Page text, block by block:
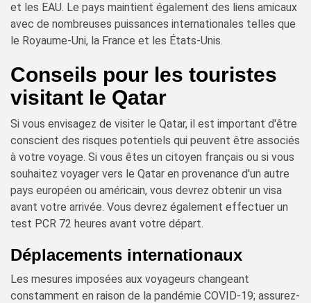
et les EAU. Le pays maintient également des liens amicaux
avec de nombreuses puissances internationales telles que
le Royaume-Uni, la France et les États-Unis.
Conseils pour les touristes
visitant le Qatar
Si vous envisagez de visiter le Qatar, il est important d'être
conscient des risques potentiels qui peuvent être associés
à votre voyage. Si vous êtes un citoyen français ou si vous
souhaitez voyager vers le Qatar en provenance d'un autre
pays européen ou américain, vous devrez obtenir un visa
avant votre arrivée. Vous devrez également effectuer un
test PCR 72 heures avant votre départ.
Déplacements internationaux
Les mesures imposées aux voyageurs changeant
constamment en raison de la pandémie COVID-19; assurez-